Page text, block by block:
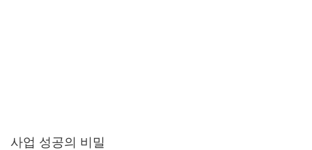
사업 성공의 비밀